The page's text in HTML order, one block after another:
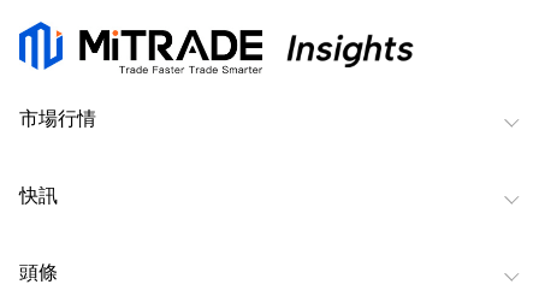
市場行情
快訊
頭條